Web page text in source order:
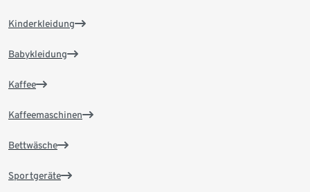
Kinderkleidung
Babykleidung
Kaffee
Kaffeemaschinen
Bettwäsche
Sportgeräte